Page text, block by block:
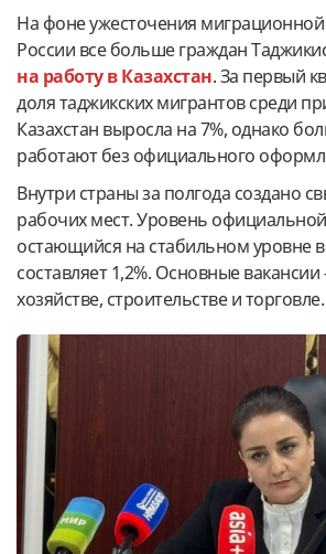
На фоне ужесточения
России все больше граждан
на работу в Казахстан. За первый
доля таджикских мигрантов среди
Казахстан выросла на 7%, однако
работают без официального
Внутри страны за полгода создано
рабочих мест. Уровень
остающийся на стабильном уровне
составляет 1,2%. Основные вакансии
хозяйстве, строительстве и торговле.